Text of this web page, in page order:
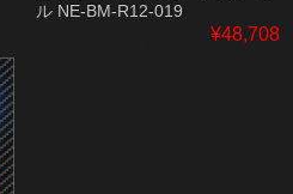
ル NE-BM-R12-019
¥48,708